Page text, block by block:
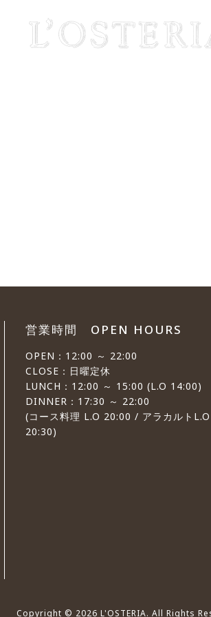
営業時間 OPEN HOURS
OPEN：12:00 ～ 22:00
CLOSE：日曜定休
LUNCH：12:00 ～ 15:00 (L.O 14:00)
DINNER：17:30 ～ 22:00
(コース料理 L.O 20:00 / アラカルトL.O
20:30)
Copyright © 2026 L'OSTERIA. All Rights